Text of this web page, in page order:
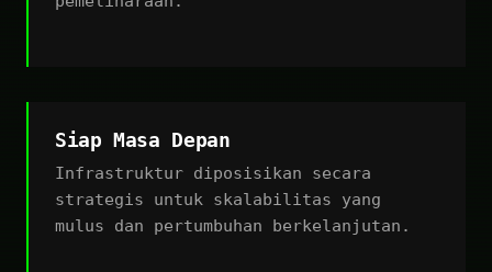
Siap Masa Depan
Infrastruktur diposisikan secara
strategis untuk skalabilitas yang
mulus dan pertumbuhan berkelanjutan.